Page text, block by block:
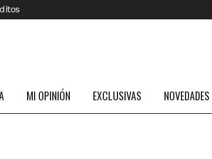
MI OPINIÓN EXCLUSIVAS NOVEDADES